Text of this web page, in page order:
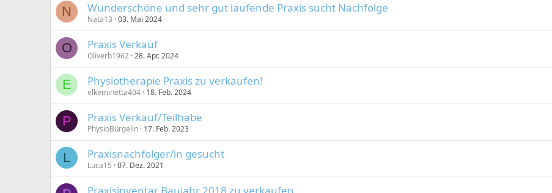
N Wunderschöne und sehr gut laufende Praxis sucht Nachfolge
Nata13 03. Mai 2024
O Praxis Verkauf
Oliverb1962 28. Apr. 2024
E Physiotherapie Praxis zu verkaufen!
elkeminetta404 18. Feb. 2024
P Praxis Verkauf/Teilhabe
PhysioBürgelin 17. Feb. 2023
L Praxisnachfolger/in gesucht
Luca15 07. Dez. 2021